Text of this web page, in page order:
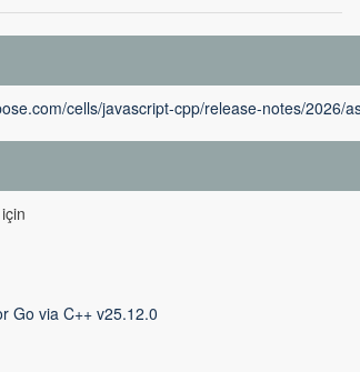
cells/javascript-cpp/release-notes/2026/
Go via C++ v25.12.0